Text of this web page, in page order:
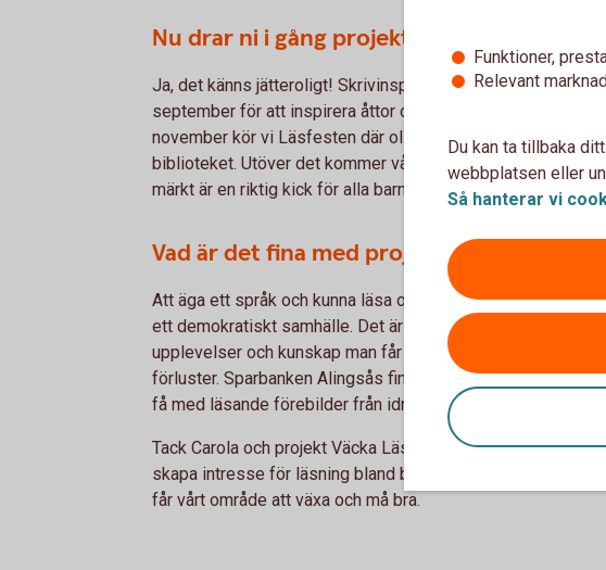
Nu drar ni i gång projekt Läslust för andra
Ja, det känns jätteroligt! Skrivinspiratören Karin Erlandsson
september för att inspirera åttor och fyror i Vårgårda. Det är
november kör vi Läsfesten där olika författare besöker
biblioteket. Utöver det kommer våra elever möta olika
märkt är en riktig kick för alla barn och ungdomar som vill
Vad är det fina med projektet?
Att äga ett språk och kunna läsa och skriva är en av
ett demokratiskt samhälle. Det är fint. Men framför allt
upplevelser och kunskap man får via böcker, som kan
förluster. Sparbanken Alingsås finansierar projektet och en
få med läsande förebilder från idrottslivet.
Tack Carola och projekt Väcka Läslust för ert viktiga
skapa intresse för läsning bland barn och unga i Vårgårda.
får vårt område att växa och må bra.
Funktioner,
Relevant
Du kan ta tillbaka
webbplatsen eller
Så hanterar vi